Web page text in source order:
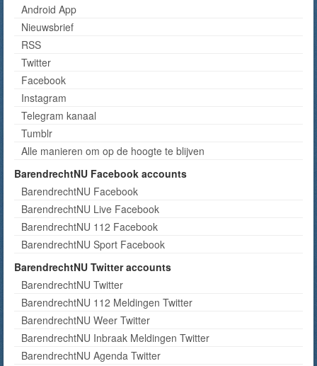
Android App
Nieuwsbrief
RSS
Twitter
Facebook
Instagram
Telegram kanaal
Tumblr
Alle manieren om op de hoogte te blijven
BarendrechtNU Facebook accounts
BarendrechtNU Facebook
BarendrechtNU Live Facebook
BarendrechtNU 112 Facebook
BarendrechtNU Sport Facebook
BarendrechtNU Twitter accounts
BarendrechtNU Twitter
BarendrechtNU 112 Meldingen Twitter
BarendrechtNU Weer Twitter
BarendrechtNU Inbraak Meldingen Twitter
BarendrechtNU Agenda Twitter